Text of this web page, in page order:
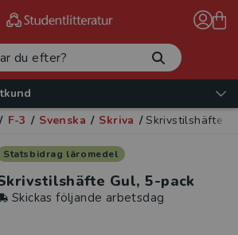
/ F-3 / Svenska / Skriva / Skrivstilshäfte
Statsbidrag läromedel
Gul, 5-pack
Skickas följande arbetsdag